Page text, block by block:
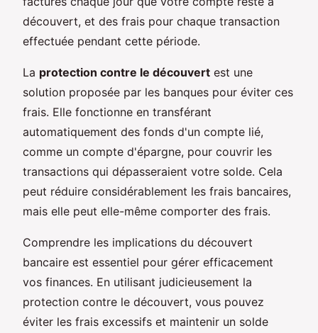
découvert, et des frais pour chaque transaction
effectuée pendant cette période.
La protection contre le découvert est une
solution proposée par les banques pour éviter ces
frais. Elle fonctionne en transférant
automatiquement des fonds d'un compte lié,
comme un compte d'épargne, pour couvrir les
transactions qui dépasseraient votre solde. Cela
peut réduire considérablement les frais bancaires,
mais elle peut elle-même comporter des frais.
Comprendre les implications du découvert
bancaire est essentiel pour gérer efficacement
vos finances. En utilisant judicieusement la
protection contre le découvert, vous pouvez
éviter les frais excessifs et maintenir un solde